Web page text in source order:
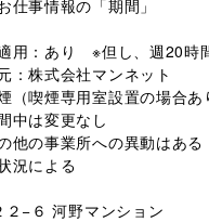
事情報の「期間」
用：あり　※但し、週20時
：株式会社マンネット
（喫煙専用室設置の場合あ
中は変更なし
他の事業所への異動はある
況による
２２−６ 河野マンション